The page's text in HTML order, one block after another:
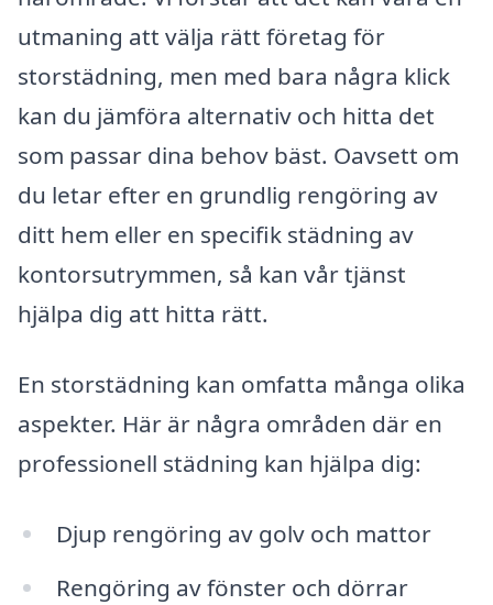
utmaning att välja rätt företag för
storstädning, men med bara några klick
kan du jämföra alternativ och hitta det
som passar dina behov bäst. Oavsett om
du letar efter en grundlig rengöring av
ditt hem eller en specifik städning av
kontorsutrymmen, så kan vår tjänst
hjälpa dig att hitta rätt.
En storstädning kan omfatta många olika
aspekter. Här är några områden där en
professionell städning kan hjälpa dig:
Djup rengöring av golv och mattor
Rengöring av fönster och dörrar